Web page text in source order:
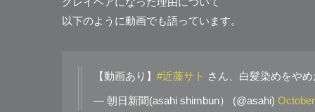
以下のように動画でも語っています。
【動画あり】 #近藤サト さん、白髪染めをや
— 朝日新聞(asahi shimbun） (@asahi)